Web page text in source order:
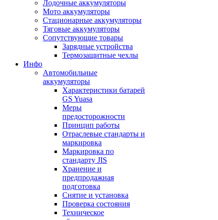
Лодочные аккумуляторы
Мото аккумуляторы
Стационарные аккумуляторы
Тяговые аккумуляторы
Сопутствующие товары
Зарядные устройства
Термозащитные чехлы
Инфо
Автомобильные
аккумуляторы
Характеристики батарей
GS Yuasa
Меры
предосторожности
Принцип работы
Отраслевые стандарты и
маркировка
Маркировка по
стандарту JIS
Хранение и
предпродажная
подготовка
Снятие и установка
Проверка состояния
Техническое